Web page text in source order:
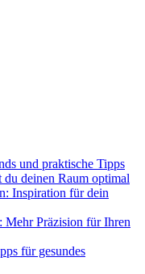
und praktische Tipps
du deinen Raum optimal
Inspiration für dein
Mehr Präzision für Ihren
für gesundes